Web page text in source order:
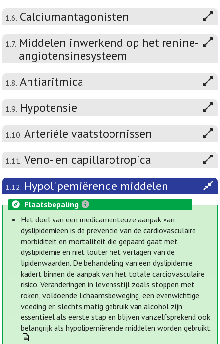
1.6. Calciumantagonisten
1.7. Middelen inwerkend op het renine-
angiotensinesysteem
1.8. Antiaritmica
1.9. Hypotensie
1.10. Arteriële vaatstoornissen
1.11. Veno- en capillarotropica
1.12. Hypolipemiërende middelen
Plaatsbepaling
Het doel van een medicamenteuze aanpak van
dyslipidemieën is de preventie van de cardiovasculaire
morbiditeit en mortaliteit die gepaard gaat met
dyslipidemie en niet louter het verlagen van de
lipidenwaarden. De behandeling van een dyslipidemie
kadert binnen de aanpak van het totale cardiovasculaire
risico. Veranderingen in levensstijl zoals stoppen met
roken, voldoende lichaamsbeweging, een evenwichtige
voeding en slechts matig gebruik van alcohol zijn
essentieel als eerste stap en blijven vanzelfsprekend ook
belangrijk als hypolipemiërende middelen worden gebruikt.